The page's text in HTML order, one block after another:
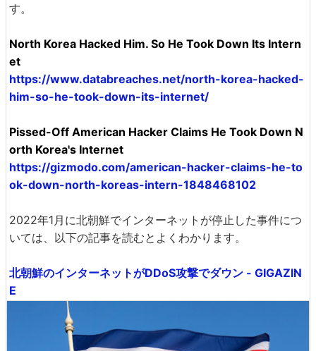
す。
North Korea Hacked Him. So He Took Down Its Intern
et
https://www.databreaches.net/north-korea-hacked-
him-so-he-took-down-its-internet/
Pissed-Off American Hacker Claims He Took Down N
orth Korea's Internet
https://gizmodo.com/american-hacker-claims-he-to
ok-down-north-koreas-intern-1848468102
2022年1月に北朝鮮でインターネットが停止した事件につ
いては、以下の記事を読むとよくわかります。
北朝鮮のインターネットがDDoS攻撃でダウン - GIGAZIN
E